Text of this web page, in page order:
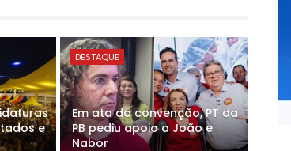
e
DESTAQUE
Em ata da convenção, PT da
PB pediu apoio a João e
Nabor